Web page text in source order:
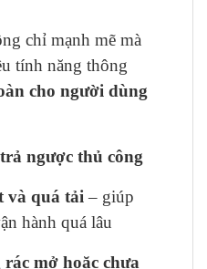
chỉ mạnh mẽ mà
tính năng thông
cho người dùng
ngược thủ công
và quá tải – giúp
hành quá lâu
mở hoặc chưa